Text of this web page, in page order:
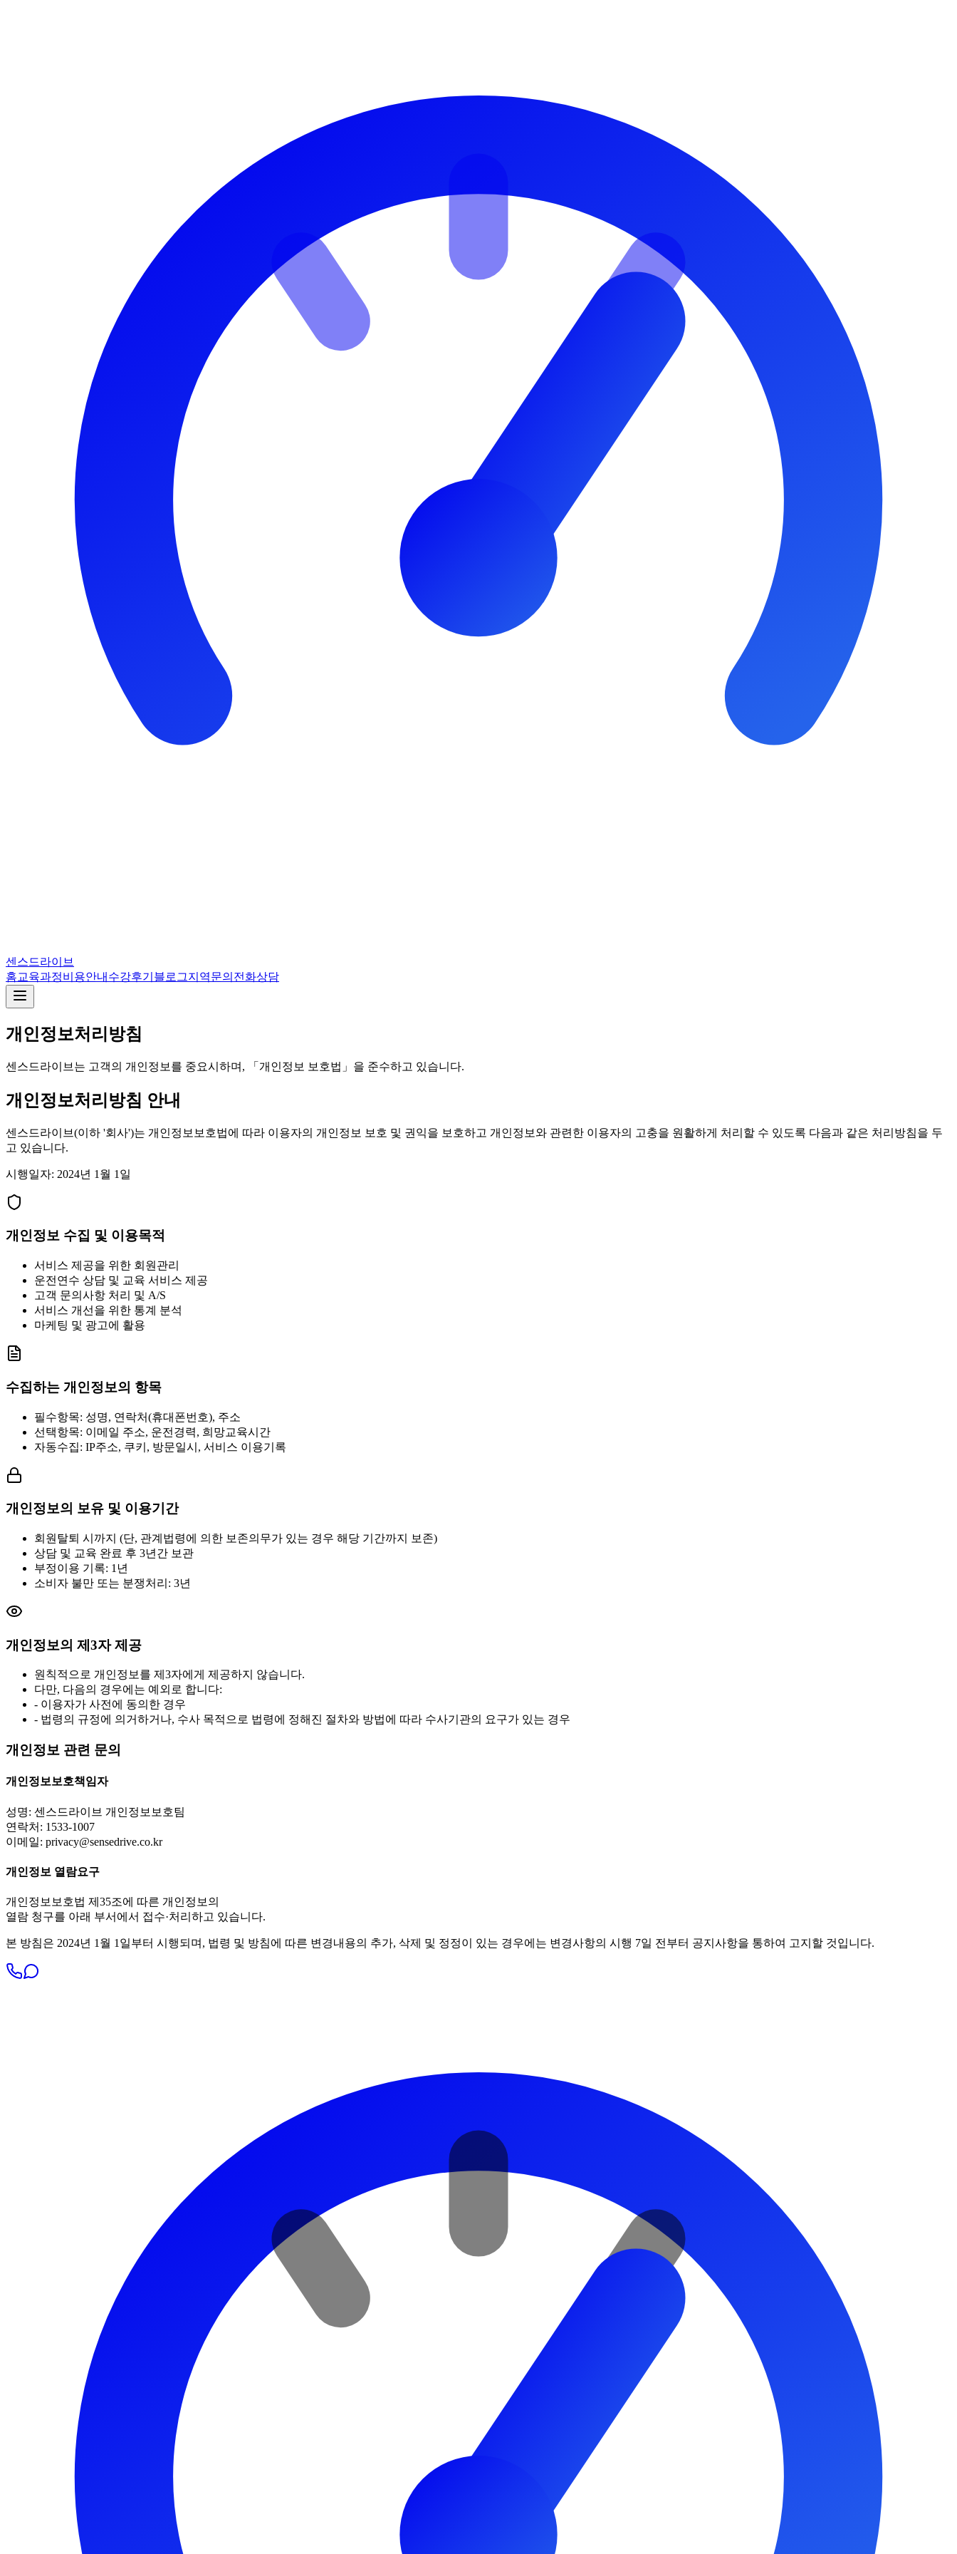
센스드라이브
홈교육과정비용안내 수강후기 블로그지역문의 전화상담
개인정보처리방침
센스드라이브는 고객의 개인정보를 중요시하며, 「개인정보 보호법」을 준수하고 있습니다.
개인정보처리방침 안내
센스드라이브(이하 '회사')는 개인정보보호법에 따라 이용자의 개인정보 보호 및 권익을 보호하고 개인정보와 관련한 이용자의 고충을 원활하게 처리할 수 있도록 다음과 같은 처리방침을 두
고 있습니다.
시행일자: 2024년 1월 1일
개인정보 수집 및 이용목적
서비스 제공을 위한 회원관리
운전연수 상담 및 교육 서비스 제공
고객 문의사항 처리 및 A/S
서비스 개선을 위한 통계 분석
마케팅 및 광고에 활용
수집하는 개인정보의 항목
필수항목: 성명, 연락처(휴대폰번호), 주소
선택항목: 이메일 주소, 운전경력, 희망교육시간
자동수집: IP주소, 쿠키, 방문일시, 서비스 이용기록
개인정보의 보유 및 이용기간
회원탈퇴 시까지 (단, 관계법령에 의한 보존의무가 있는 경우 해당 기간까지 보존)
상담 및 교육 완료 후 3년간 보관
부정이용 기록: 1년
소비자 불만 또는 분쟁처리: 3년
개인정보의 제3자 제공
원칙적으로 개인정보를 제3자에게 제공하지 않습니다.
다만, 다음의 경우에는 예외로 합니다:
- 이용자가 사전에 동의한 경우
- 법령의 규정에 의거하거나, 수사 목적으로 법령에 정해진 절차와 방법에 따라 수사기관의 요구가 있는 경우
개인정보 관련 문의
개인정보보호책임자
성명: 센스드라이브 개인정보보호팀
연락처: 1533-1007
이메일: privacy@sensedrive.co.kr
개인정보 열람요구
개인정보보호법 제35조에 따른 개인정보의
열람 청구를 아래 부서에서 접수·처리하고 있습니다.
본 방침은 2024년 1월 1일부터 시행되며, 법령 및 방침에 따른 변경내용의 추가, 삭제 및 정정이 있는 경우에는 변경사항의 시행 7일 전부터 공지사항을 통하여 고지할 것입니다.